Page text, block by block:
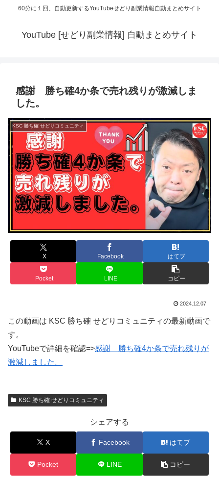
60分に１回、自動更新するYouTubeせどり副業情報自動まとめサイト
YouTube [せどり副業情報] 自動まとめサイト
感謝 勝ち確4か条で売れ残りが激減しま
した。
KSC 勝ち確 せどりコミュニティ
X Facebook はてブ
Pocket LINE コピー
2024.12.07
この動画は KSC 勝ち確 せどりコミュニティの最新動画で
す。
YouTubeで詳細を確認=>感謝 勝ち確4か条で売れ残りが
激減しました。
KSC 勝ち確 せどりコミュニティ
シェアする
X Facebook はてブ
Pocket LINE コピー